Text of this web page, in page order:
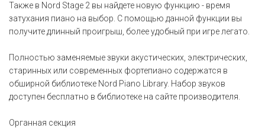
Также в Nord Stage 2 вы найдете новую функцию - время
затухания пиано на выбор. С помощью данной функции вы
получите длинный проигрыш, более удобный при игре легато.
Полностью заменяемые звуки акустических, электрических,
старинных или современных фортепиано содержатся в
обширной библиотеке Nord Piano Library. Набор звуков
доступен бесплатно в библиотеке на сайте производителя.
Органная секция